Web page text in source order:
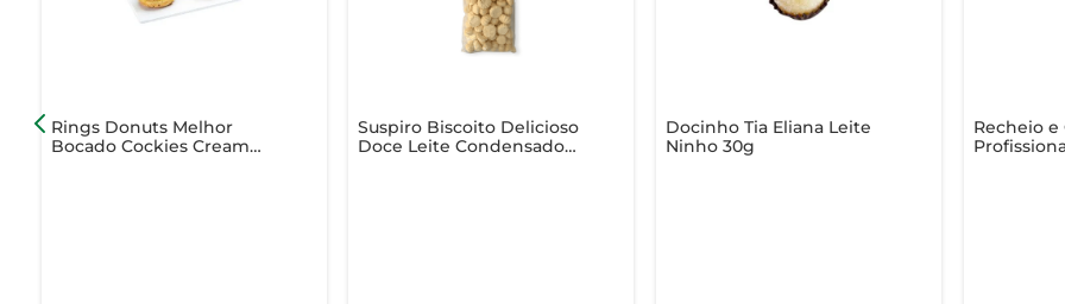
Rings Donuts Melhor
Bocado Cockies Cream
Suspiro Biscoito Delicioso
Doce Leite Condensado
Docinho Tia Eliana Leite
Ninho 30g
Recheio e